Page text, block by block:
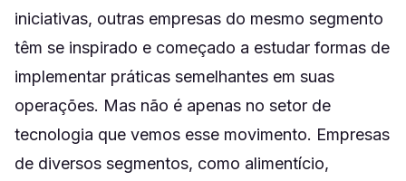
iniciativas, outras empresas do mesmo segmento
têm se inspirado e começado a estudar formas de
implementar práticas semelhantes em suas
operações. Mas não é apenas no setor de
tecnologia que vemos esse movimento. Empresas
de diversos segmentos, como alimentício,